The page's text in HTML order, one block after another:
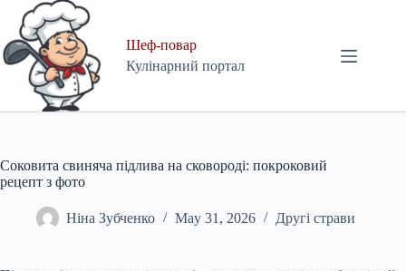
content
Шеф-повар
Кулінарний портал
Соковита свиняча підлива на сковороді: покроковий
рецепт з фото
Ніна Зубченко May 31, 2026 Другі страви